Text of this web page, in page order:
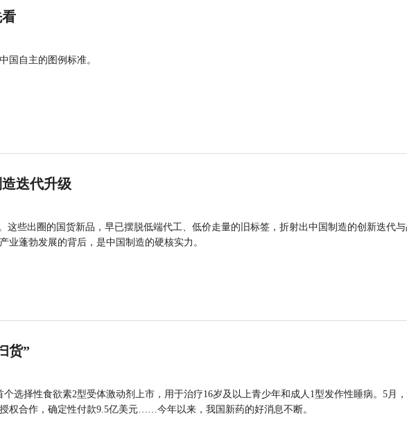
国自主的图例标准。
迭代升级
这些出圈的国货新品，早已摆脱低端代工、低价走量的旧标签，折射出中国制造的创新迭代
业蓬勃发展的背后，是中国制造的硬核实力。
货”
选择性食欲素2型受体激动剂上市，用于治疗16岁及以上青少年和成人1型发作性睡病。5月
权合作，确定性付款9.5亿美元……今年以来，我国新药的好消息不断。